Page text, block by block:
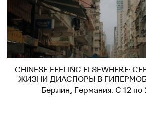
CHINESE FEELING
ЖИЗНИ ДИАСПОРЫ В
Берлин, Германия. С 12 по